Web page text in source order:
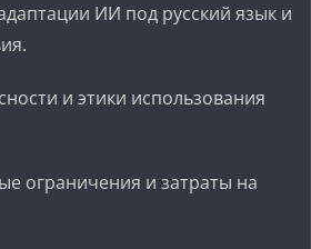
ИИ под русский язык и
и этики использования
ограничения и затраты на